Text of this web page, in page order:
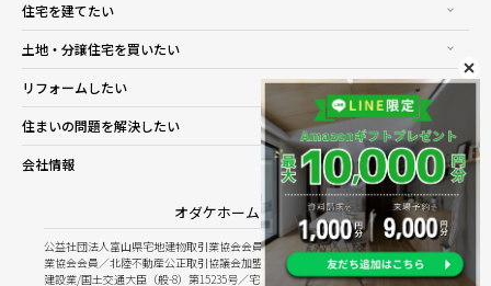
住宅を建てたい
土地・分譲住宅を買いたい
リフォームしたい
住まいの問題を解決したい
会社情報
オダケホーム株式会社
公益社団法人富山県宅地建物取引業協会会員／公益社団法人石川県宅地建物取引
業協会会員／北陸不動産公正取引協議会加盟
建設業/国土交通大臣（般-8）第15235号／宅建業/国土交通大臣（8）第5025号